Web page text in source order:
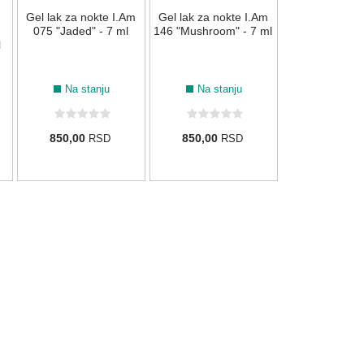
Gel lak za nokte I.Am
075 "Jaded" - 7 ml
Na stanju
850,00 RSD
Gel lak za nokte I.Am
146 "Mushroom" - 7 ml
Na stanju
850,00 RSD